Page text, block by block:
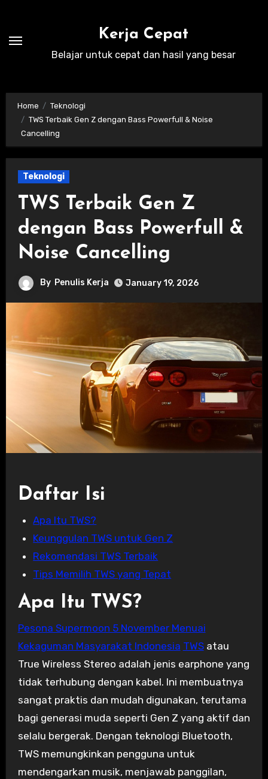
content
Kerja Cepat
Belajar untuk cepat dan hasil yang besar
Home
Teknologi
TWS Terbaik Gen Z dengan Bass Powerfull & Noise
Cancelling
Teknologi
TWS Terbaik Gen Z
dengan Bass Powerfull &
Noise Cancelling
By Penulis Kerja January 19, 2026
Daftar Isi
Apa Itu TWS?
Keunggulan TWS untuk Gen Z
Rekomendasi TWS Terbaik
Tips Memilih TWS yang Tepat
Apa Itu TWS?
Pesona Supermoon 5 November Menuai
Kekaguman Masyarakat Indonesia TWSatau
True Wireless Stereo adalah jenis earphone yang
tidak terhubung dengan kabel. Ini membuatnya
sangat praktis dan mudah digunakan, terutama
bagi generasi muda seperti Gen Z yang aktif dan
selalu bergerak. Dengan teknologi Bluetooth,
TWS memungkinkan pengguna untuk
mendengarkan musik, menjawab panggilan,